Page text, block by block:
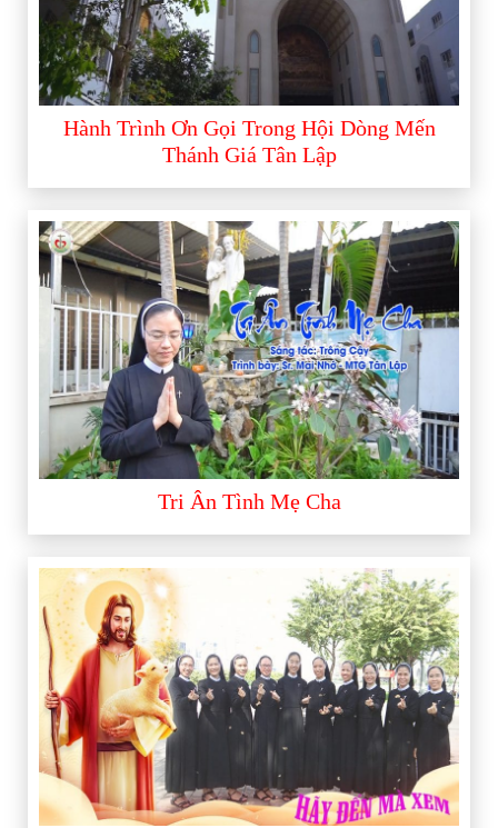
Hành Trình Ơn Gọi Trong Hội Dòng Mến
Thánh Giá Tân Lập
Tri Ân Tình Mẹ Cha